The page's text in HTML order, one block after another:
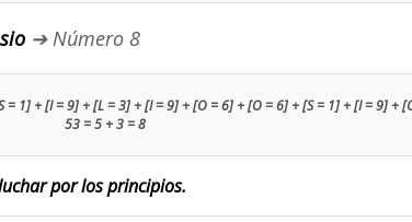
➔ Número 8
= 1] + [I = 9] + [L = 3] + [I = 9] + [O = 6] + [O = 6] + [S = 1] + [I = 9] +
53 = 5 + 3 = 8
por los principios.